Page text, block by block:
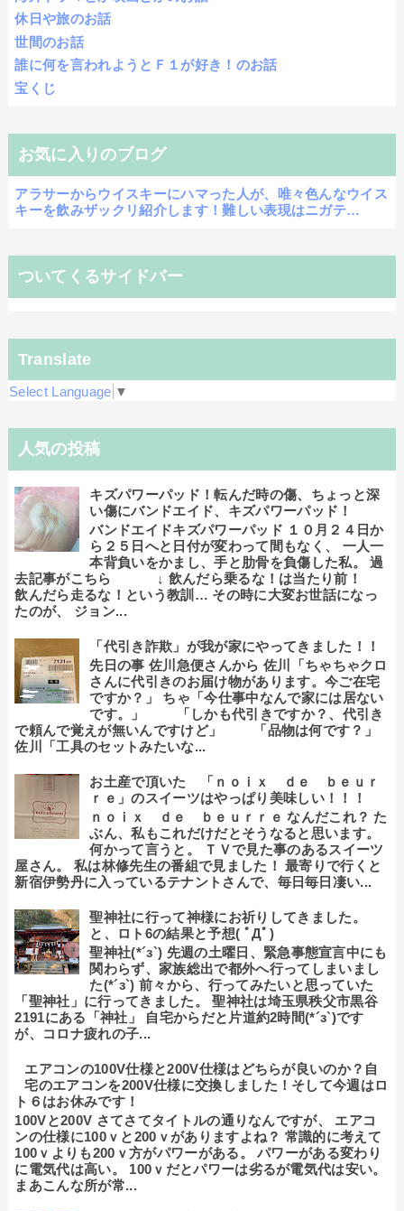
休日や旅のお話
世間のお話
誰に何を言われようとＦ１が好き！のお話
宝くじ
お気に入りのブログ
アラサーからウイスキーにハマった人が、唯々色んなウイス
キーを飲みザックリ紹介します！難しい表現はニガテ…
ついてくるサイドバー
Translate
Select Language ▼
人気の投稿
キズパワーパッド！転んだ時の傷、ちょっと深
い傷にバンドエイド、キズパワーパッド！
バンドエイドキズパワーパッド １０月２４日か
ら２５日へと日付が変わって間もなく、 一人一
本背負いをかまし、手と肋骨を負傷した私。 過
去記事がこちら ↓ 飲んだら乗るな！は当たり前！
飲んだら走るな！という教訓… その時に大変お世話になっ
たのが、 ジョン...
「代引き詐欺」が我が家にやってきました！！
先日の事 佐川急便さんから 佐川「ちゃちゃクロ
さんに代引きのお届け物があります。今ご在宅
ですか？」 ちゃ「今仕事中なんで家には居ない
です。」 「しかも代引きですか？、代引き
で頼んで覚えが無いんですけど」 「品物は何です？」
佐川「工具のセットみたいな...
お土産で頂いた 「ｎｏｉｘ ｄｅ ｂｅｕｒ
ｒｅ」のスイーツはやっぱり美味しい！！！
ｎｏｉｘ ｄｅ ｂｅｕｒｒｅ なんだこれ？ た
ぶん、私もこれだけだとそうなると思います。
何かって言うと。 ＴＶで見た事のあるスイーツ
屋さん。 私は林修先生の番組で見ました！ 最寄りで行くと
新宿伊勢丹に入っているテナントさんで、毎日毎日凄い...
聖神社に行って神様にお祈りしてきました。
と、ロト6の結果と予想( ﾟДﾟ)
聖神社(*´з`) 先週の土曜日、緊急事態宣言中にも
関わらず、家族総出で都外へ行ってしまいまし
た(*´з`) 前々から、行ってみたいと思っていた
「聖神社」に行ってきました。 聖神社は埼玉県秩父市黒谷
2191にある「神社」 自宅からだと片道約2時間(*´з`)です
が、コロナ疲れの子...
エアコンの100V仕様と200V仕様はどちらが良いのか？自
宅のエアコンを200V仕様に交換しました！そして今週はロ
ト６はお休みです！
100Vと200V さてさてタイトルの通りなんですが、 エアコ
ンの仕様に100ｖと200ｖがありますよね？ 常識的に考えて
100ｖよりも200ｖ方がパワーがある。 パワーがある変わり
に電気代は高い。 100ｖだとパワーは劣るが電気代は安い。
まあこんな所が常...